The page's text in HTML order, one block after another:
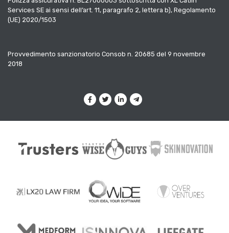
Services SE ai sensi dell’art. 11, paragrafo 2, lettera b), Regolamento
(UE) 2020/1503
Provvedimento sanzionatorio Consob n. 20685 del 9 novembre
2018